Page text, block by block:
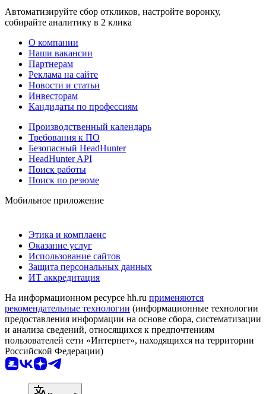
Автоматизируйте сбор откликов, настройте воронку,
собирайте аналитику в 2 клика
О компании
Наши вакансии
Партнерам
Реклама на сайте
Новости и статьи
Инвесторам
Кандидаты по профессиям
Производственный календарь
Требования к ПО
Безопасный HeadHunter
HeadHunter API
Поиск работы
Поиск по резюме
Мобильное приложение
Этика и комплаенс
Оказание услуг
Использование сайтов
Защита персональных данных
ИТ аккредитация
На информационном ресурсе hh.ru применяются
рекомендательные технологии (информационные технологии
предоставления информации на основе сбора, систематизации
и анализа сведений, относящихся к предпочтениям
пользователей сети «Интернет», находящихся на территории
Российской Федерации)